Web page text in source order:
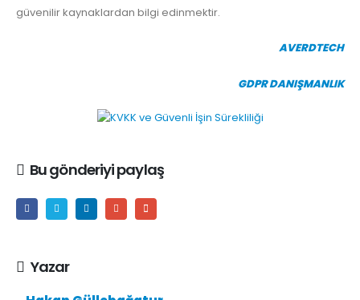
güvenilir kaynaklardan bilgi edinmektir.
AVERDTECH
GDPR DANIŞMANLIK
Bu gönderiyi paylaş
Yazar